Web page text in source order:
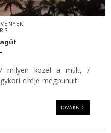
milyen közel a múlt, /
ereje megpuhult.
TOVÁBB